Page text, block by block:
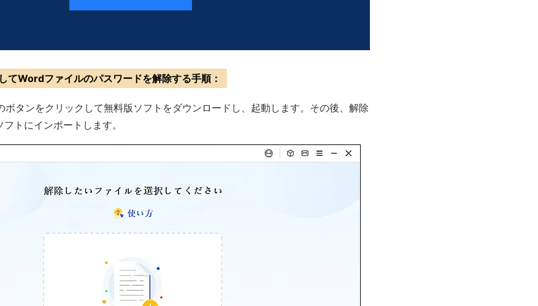
Wordファイルのパスワードを解除する手順：
ボタンをクリックして無料版ソフトをダウンロードし、起動します。その後、解除
トにインポートします。